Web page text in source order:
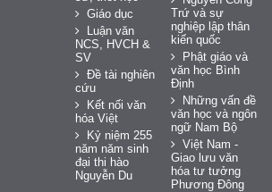
Giáo dục
Luận văn
NCS, HVCH &
SV
Đề tài nghiên
cứu
Kết nối văn
hóa Việt
Kỷ niệm 255
năm năm sinh
đại thi hào
Nguyễn Du
Trứ và sự
nghiệp lập thân
kiến quốc
Phật giáo và
văn học Bình
Định
Những vấn đề
văn học và ngôn
ngữ Nam Bộ
Việt Nam -
Giao lưu văn
hóa tư tưởng
Phương Đông